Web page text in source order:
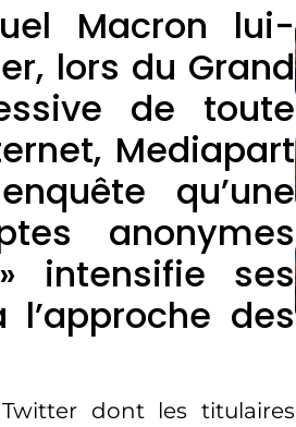
Macron lui-
lors du Grand
de toute
Mediapart
qu’une
anonymes
intensifie ses
des
dont les titulaires